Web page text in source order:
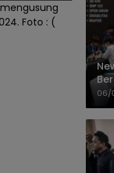
Foto : (
06/